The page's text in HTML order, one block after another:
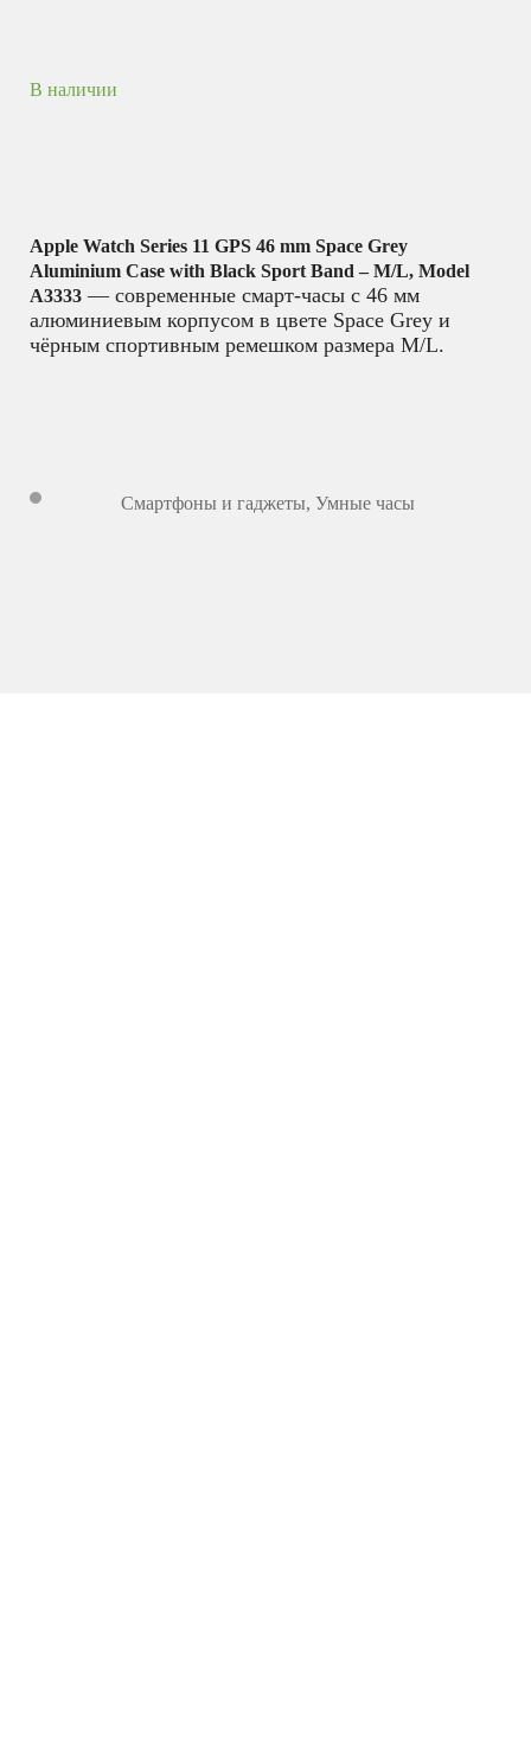
В наличии
Apple Watch Series 11 GPS 46 mm Space Grey
Aluminium Case with Black Sport Band – M/L, Model
A3333 — современные смарт-часы с 46 мм
алюминиевым корпусом в цвете Space Grey и
чёрным спортивным ремешком размера M/L.
Смартфоны и гаджеты, Умные часы